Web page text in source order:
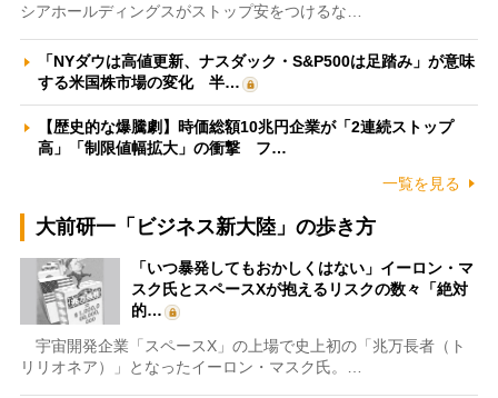
シアホールディングスがストップ安をつけるな…
「NYダウは高値更新、ナスダック・S&P500は足踏み」が意味
する米国株市場の変化 半…
【歴史的な爆騰劇】時価総額10兆円企業が「2連続ストップ
高」「制限値幅拡大」の衝撃 フ…
一覧を見る
大前研一「ビジネス新大陸」の歩き方
「いつ暴発してもおかしくはない」イーロン・マ
スク氏とスペースXが抱えるリスクの数々「絶対
的…
宇宙開発企業「スペースX」の上場で史上初の「兆万長者（ト
リリオネア）」となったイーロン・マスク氏。…